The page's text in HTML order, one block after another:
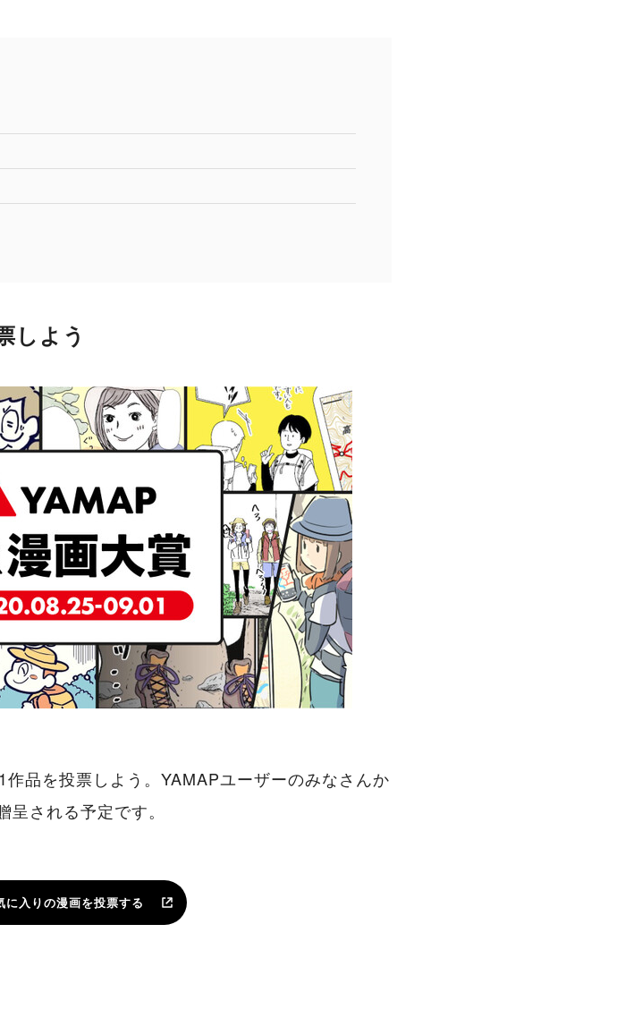
しよう
品を投票しよう。YAMAPユーザーのみなさんか
される予定です。
に入りの漫画を投票する